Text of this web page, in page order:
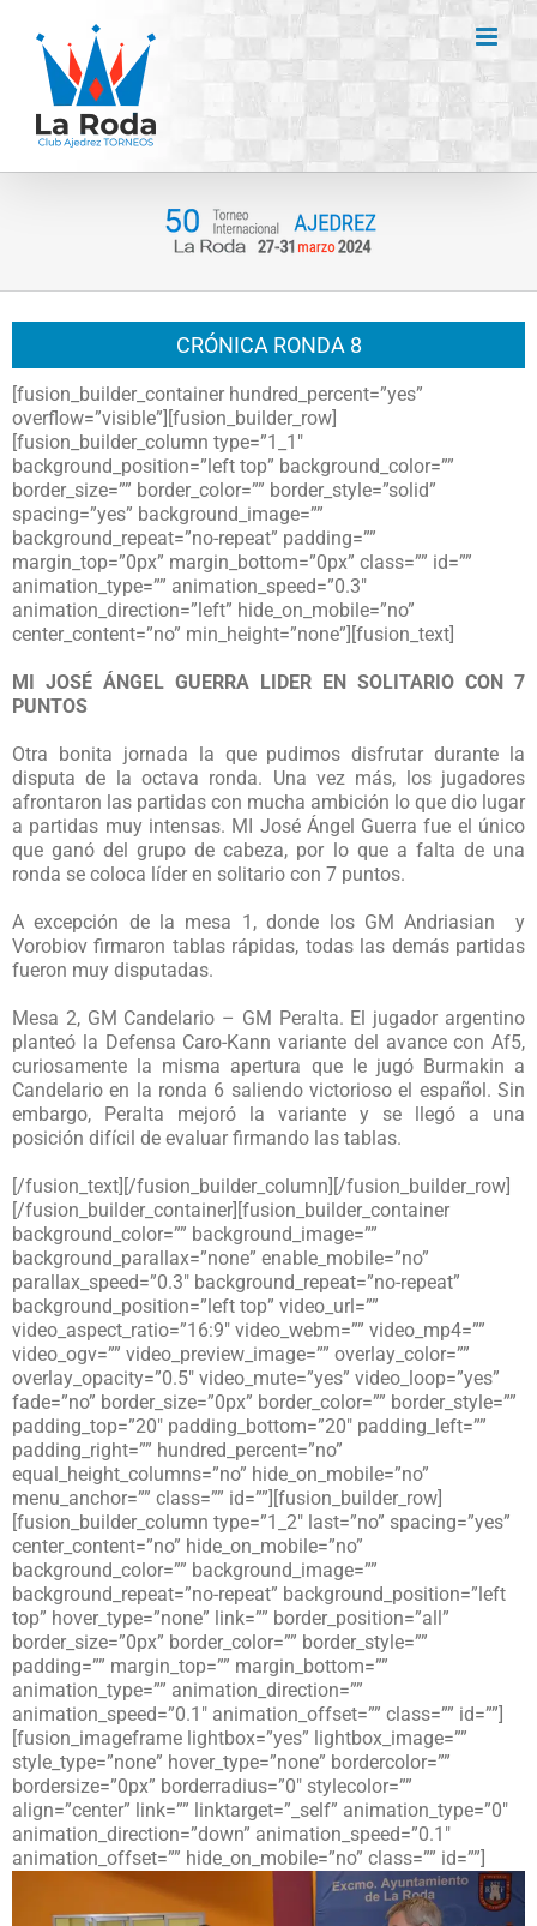
contenido
CRÓNICA RONDA 8
[fusion_builder_container hundred_percent=”yes”
overflow=”visible”][fusion_builder_row]
[fusion_builder_column type=”1_1″
background_position=”left top” background_color=””
border_size=”” border_color=”” border_style=”solid”
spacing=”yes” background_image=””
background_repeat=”no-repeat” padding=””
margin_top=”0px” margin_bottom=”0px” class=”” id=””
animation_type=”” animation_speed=”0.3″
animation_direction=”left” hide_on_mobile=”no”
center_content=”no” min_height=”none”][fusion_text]
MI JOSÉ ÁNGEL GUERRA LIDER EN SOLITARIO CON 7
PUNTOS
Otra bonita jornada la que pudimos disfrutar durante la
disputa de la octava ronda. Una vez más, los jugadores
afrontaron las partidas con mucha ambición lo que dio lugar
a partidas muy intensas. MI José Ángel Guerra fue el único
que ganó del grupo de cabeza, por lo que a falta de una
ronda se coloca líder en solitario con 7 puntos.
A excepción de la mesa 1, donde los GM Andriasian y
Vorobiov firmaron tablas rápidas, todas las demás partidas
fueron muy disputadas.
Mesa 2, GM Candelario – GM Peralta. El jugador argentino
planteó la Defensa Caro-Kann variante del avance con Af5,
curiosamente la misma apertura que le jugó Burmakin a
Candelario en la ronda 6 saliendo victorioso el español. Sin
embargo, Peralta mejoró la variante y se llegó a una
posición difícil de evaluar firmando las tablas.
[/fusion_text][/fusion_builder_column][/fusion_builder_row]
[/fusion_builder_container][fusion_builder_container
background_color=”” background_image=””
background_parallax=”none” enable_mobile=”no”
parallax_speed=”0.3″ background_repeat=”no-repeat”
background_position=”left top” video_url=””
video_aspect_ratio=”16:9″ video_webm=”” video_mp4=””
video_ogv=”” video_preview_image=”” overlay_color=””
overlay_opacity=”0.5″ video_mute=”yes” video_loop=”yes”
fade=”no” border_size=”0px” border_color=”” border_style=””
padding_top=”20″ padding_bottom=”20″ padding_left=””
padding_right=”” hundred_percent=”no”
equal_height_columns=”no” hide_on_mobile=”no”
menu_anchor=”” class=”” id=””][fusion_builder_row]
[fusion_builder_column type=”1_2″ last=”no” spacing=”yes”
center_content=”no” hide_on_mobile=”no”
background_color=”” background_image=””
background_repeat=”no-repeat” background_position=”left
top” hover_type=”none” link=”” border_position=”all”
border_size=”0px” border_color=”” border_style=””
padding=”” margin_top=”” margin_bottom=””
animation_type=”” animation_direction=””
animation_speed=”0.1″ animation_offset=”” class=”” id=””]
[fusion_imageframe lightbox=”yes” lightbox_image=””
style_type=”none” hover_type=”none” bordercolor=””
bordersize=”0px” borderradius=”0″ stylecolor=””
align=”center” link=”” linktarget=”_self” animation_type=”0″
animation_direction=”down” animation_speed=”0.1″
animation_offset=”” hide_on_mobile=”no” class=”” id=””]